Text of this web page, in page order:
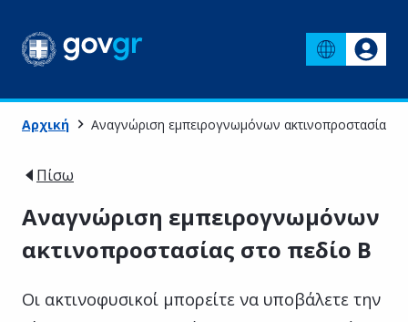
Αρχική Αναγνώριση εμπειρογνωμόνων ακτινοπροστασίας
Πίσω
Αναγνώριση εμπειρογνωμόνων
ακτινοπροστασίας στο πεδίο Β
Οι ακτινοφυσικοί μπορείτε να υποβάλετε την